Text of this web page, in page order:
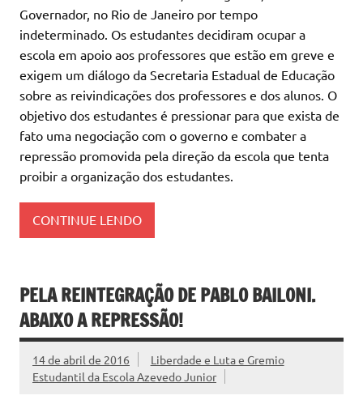
Governador, no Rio de Janeiro por tempo
indeterminado. Os estudantes decidiram ocupar a
escola em apoio aos professores que estão em greve e
exigem um diálogo da Secretaria Estadual de Educação
sobre as reivindicações dos professores e dos alunos. O
objetivo dos estudantes é pressionar para que exista de
fato uma negociação com o governo e combater a
repressão promovida pela direção da escola que tenta
proibir a organização dos estudantes.
CONTINUE LENDO
PELA REINTEGRAÇÃO DE PABLO BAILONI.
ABAIXO A REPRESSÃO!
14 de abril de 2016
Liberdade e Luta e Gremio
Estudantil da Escola Azevedo Junior